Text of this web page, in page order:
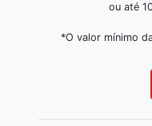
ou até
*O valor mínimo